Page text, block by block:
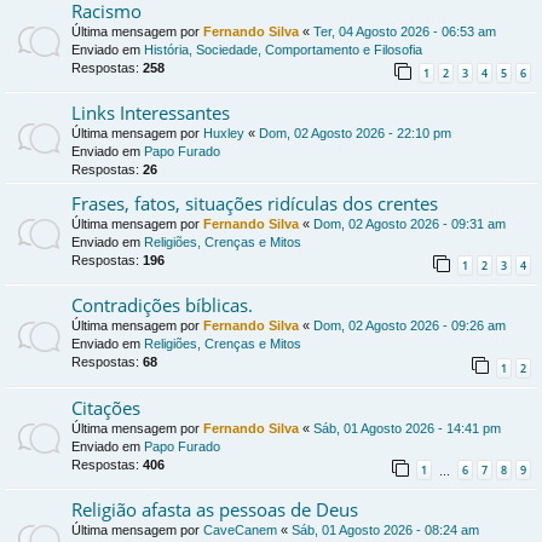
Racismo
Última mensagem por Fernando Silva « Ter, 04 Agosto 2026 - 06:53 am
Enviado em História, Sociedade, Comportamento e Filosofia
Respostas: 258 1 2 3 4 5 6
Links Interessantes
Última mensagem por Huxley « Dom, 02 Agosto 2026 - 22:10 pm
Enviado em Papo Furado
Respostas: 26
Frases, fatos, situações ridículas dos crentes
Última mensagem por Fernando Silva « Dom, 02 Agosto 2026 - 09:31 am
Enviado em Religiões, Crenças e Mitos
Respostas: 196 1 2 3 4
Contradições bíblicas.
Última mensagem por Fernando Silva« Dom, 02 Agosto 2026 - 09:26 am
Enviado em Religiões, Crenças e Mitos
Respostas: 68 1 2
Citações
Última mensagem por Fernando Silva « Sáb, 01 Agosto 2026 - 14:41 pm
Enviado em Papo Furado
Respostas: 406 1 6 7 8 9
Religião afasta as pessoas de Deus
Última mensagem por CaveCanem « Sáb, 01 Agosto 2026 - 08:24 am